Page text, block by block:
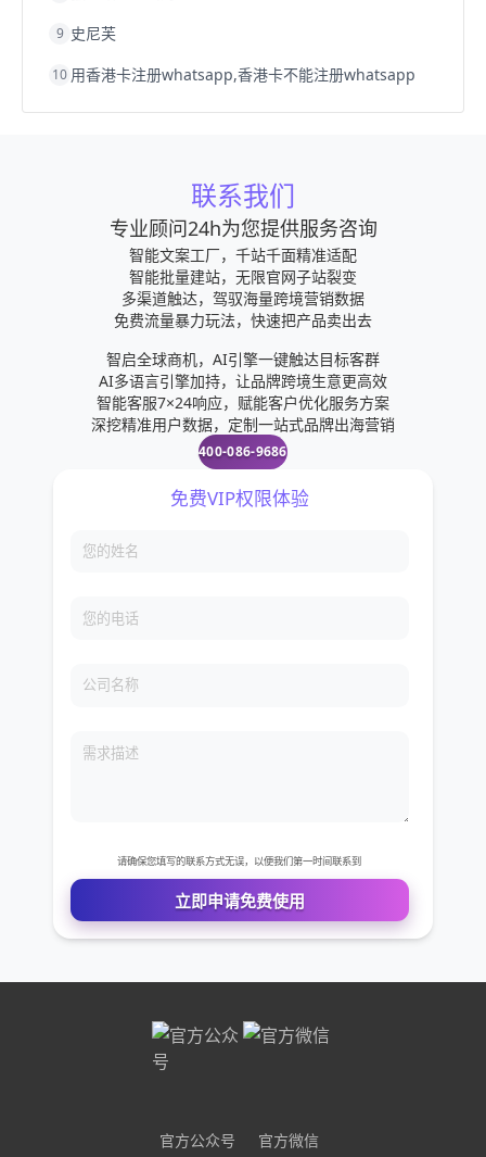
9 史尼芙
10 用香港卡注册whatsapp,香港卡不能注册whatsapp
联系我们
专业顾问24h为您提供服务咨询
智能文案工厂，千站千面精准适配
智能批量建站，无限官网子站裂变
多渠道触达，驾驭海量跨境营销数据
免费流量暴力玩法，快速把产品卖出去
智启全球商机，AI引擎一键触达目标客群
AI多语言引擎加持，让品牌跨境生意更高效
智能客服7×24响应，赋能客户优化服务方案
深挖精准用户数据，定制一站式品牌出海营销
400-086-9686
免费VIP权限体验
您的电话
官方公众号 官方微信